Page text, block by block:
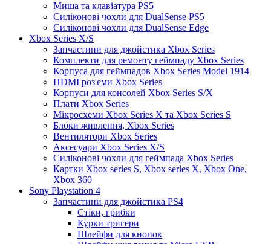
Миша та клавіатура PS5
Силіконові чохли для DualSense PS5
Силіконові чохли для DualSense Edge
Xbox Series X/S
Запчастини для джойстика Xbox Series
Комплекти для ремонту геймпаду Xbox Series
Корпуса для геймпадов Xbox Series Model 1914
HDMI роз'єми Xbox Series
Корпуси для консолей Xbox Series S/X
Плати Xbox Series
Мікросхеми Xbox Series X та Xbox Series S
Блоки живлення, Xbox Series
Вентилятори Xbox Series
Аксесуари Xbox Series X/S
Силіконові чохли для геймпада Xbox Series
Картки Xbox series S, Xbox series X, Xbox One,
Xbox 360
Sony Playstation 4
Запчастини для джойстика PS4
Стіки, грибки
Курки тригери
Шлейфи для кнопок